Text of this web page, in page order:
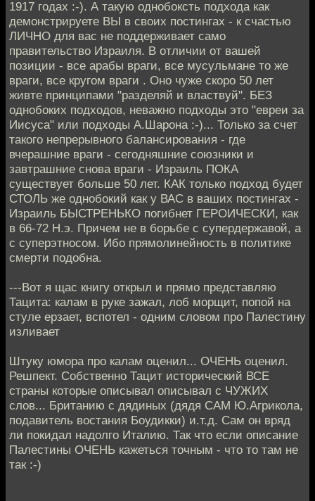
1917 годах :-). А такую однобоксть подхода как
демонстрируете ВЫ в своих постингах - к счастью
ЛИЧНО для вас не поддерживает само
правительство Израиля. В отличии от вашей
позиции - все арабы враги, все мусульмане то же
враги, все кругом враги . Оно чуже скоро 50 лет
живте принципами "разделяй и властвуй". БЕЗ
однобоких подходов, неважно подходы это "евреи за
Иисуса" или подходы А.Шарона :-)... Только за счет
такого непрерывного балансирования - где
вчерашние враги - сегодняшние союзники и
завтрашние снова враги - Израиль ПОКА
существует больше 50 лет. КАК только подход будет
СТОЛЬ же однобокий как у ВАС в ваших постингах -
Израиль БЫСТРЕНЬКО погибнет ГЕРОИЧЕСКИ, как
в 66-72 Н.э. Причем не в борьбе с супердержавой, а
с суперэтносом. Ибо прямолинейность в политике
смерти подобна.
---Вот я щас книгу открыл и прямо представляю
Тацита: калам в руке зажал, лоб морщит, попой на
стуле ерзает, вспотел - одним словом про Палестину
изливает
Штуку юмора про калам оценил... ОЧЕНЬ оценил.
Решпект. Собственно Тацит исторический ВСЕ
страны которые описывал описывал с ЧУЖИХ
слов... Британию с дядиных (дядя САМ Ю.Агрикола,
подавитель востания Боудикки) и.т.д. Сам он вряд
ли покидал надолго Италию. Так что если описание
Палестины ОЧЕНЬ кажеться точным - что то там не
так :-)